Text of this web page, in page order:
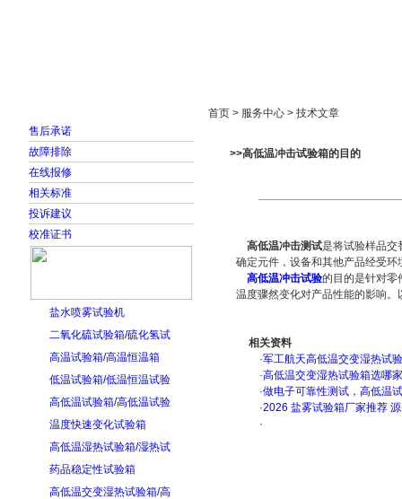
售后承诺
故障排除
在线报修
相关标准
投诉建议
校准证书
盐水喷雾试验机
二氧化硫试验箱/硫化氢试
高温试验箱/高温恒温箱
低温试验箱/低温恒温试验
高低温试验箱/高低温试验
温度快速变化试验箱
高低温湿热试验箱/湿热试
药品稳定性试验箱
高低温交变湿热试验箱/高
首页 > 服务中心 > 技术文章
>>高低温冲击试验箱的目的
高低温冲击测试是将试验样品交
确定元件，设备和其他产品经受环
高低温冲击试验的目的是针对零
温度骤然变化对产品性能的影响
相关资料
·军工航天高低温交变湿热试
·高低温交变湿热试验箱选哪
·做电子可靠性测试，高低温
·2026 盐雾试验箱厂家推荐
·